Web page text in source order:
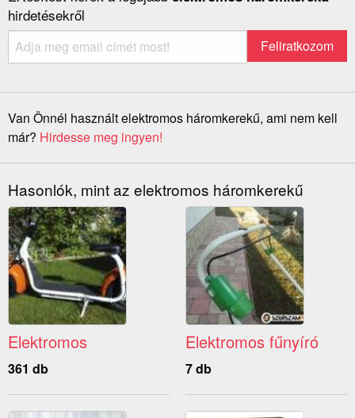
hirdetésekről
Van Önnél használt elektromos háromkerekű, ami nem kell
már? Hirdesse meg ingyen!
Hasonlók, mint az elektromos háromkerekű
Elektromos
361 db
Elektromos fűnyíró
7 db